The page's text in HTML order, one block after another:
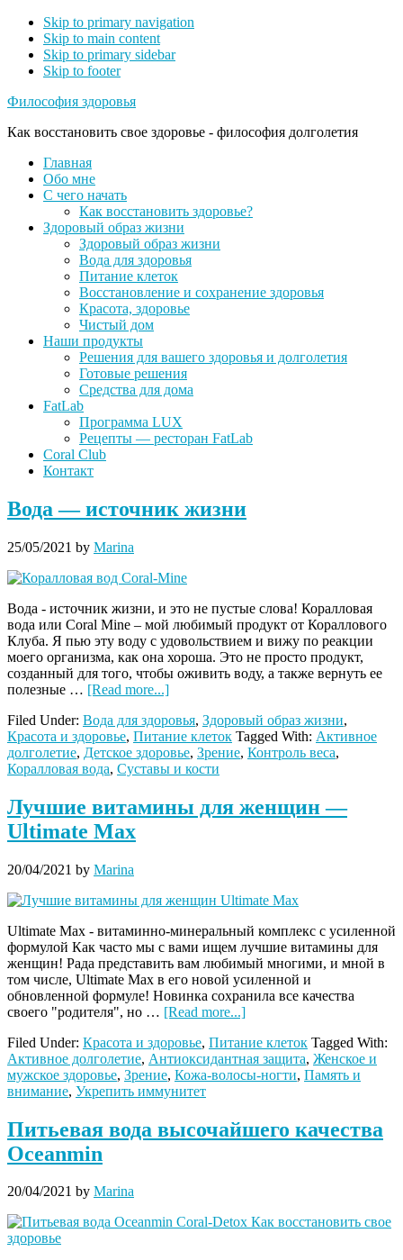
Skip to primary navigation
Skip to main content
Skip to primary sidebar
Skip to footer
Философия здоровья
Как восстановить свое здоровье - философия долголетия
Главная
Обо мне
С чего начать
Как восстановить здоровье?
Здоровый образ жизни
Здоровый образ жизни
Вода для здоровья
Питание клеток
Восстановление и сохранение здоровья
Красота, здоровье
Чистый дом
Наши продукты
Решения для вашего здоровья и долголетия
Готовые решения
Средства для дома
FatLab
Программа LUX
Рецепты — ресторан FatLab
Coral Club
Контакт
Вода — источник жизни
25/05/2021 by Marina
Вода - источник жизни, и это не пустые слова! Коралловая
вода или Coral Mine – мой любимый продукт от Кораллового
Клуба. Я пью эту воду с удовольствием и вижу по реакции
моего организма, как она хороша. Это не просто продукт,
созданный для того, чтобы оживить воду, а также вернуть ее
полезные … [Read more...]about
—
источник
жизни
Filed Under: Вода для здоровья, Здоровый образ жизни,
Красота и здоровье, Питание клеток Tagged With: Активное
долголетие, Детское здоровье, Зрение, Контроль веса,
Коралловая вода, Суставы и кости
Лучшие витамины для женщин —
Ultimate Max
20/04/2021 by Marina
Ultimate Max - витаминно-минеральный комплекс с усиленной
формулой Как часто мы с вами ищем лучшие витамины для
женщин! Рада представить вам любимый многими, и мной в
том числе, Ultimate Max в его новой усиленной и
обновленной формуле! Новинка сохранила все качества
своего "родителя", но … [Read more...]about
витамины
для
женщин
Max
Filed Under: Красота и здоровье, Питание клеток Tagged With:
Активное долголетие, Антиоксидантная защита, Женское и
мужское здоровье, Зрение, Кожа-волосы-ногти, Память и
внимание, Укрепить иммунитет
Питьевая вода высочайшего качества
Oceanmin
20/04/2021 by Marina